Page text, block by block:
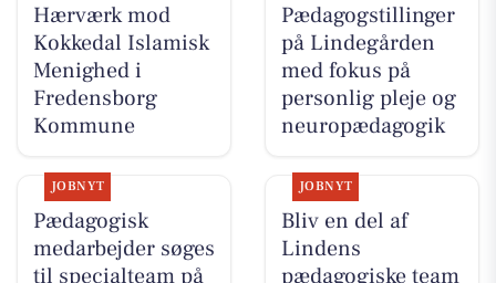
Hærværk mod
Kokkedal Islamisk
Menighed i
Fredensborg
Kommune
Pædagogstillinger
på Lindegården
med fokus på
personlig pleje og
neuropædagogik
JOBNYT
Pædagogisk
medarbejder søges
til specialteam på
JOBNYT
Bliv en del af
Lindens
pædagogiske team